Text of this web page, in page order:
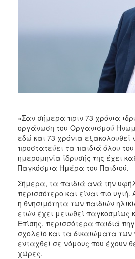
«Σαν σήμερα πριν 73 χρόνια
οργάνωση του Οργανισμού
εδώ και 73 χρόνια εξακολουθεί
προστατεύει τα παιδιά όλου
ημερομηνία ίδρυσής της έχει
Παγκόσμια Ημέρα του Παιδιού.
Σήμερα, τα παιδιά ανά την
περισσότερο και είναι πιο
η θνησιμότητα των παιδιών
ετών έχει μειωθεί παγκοσμίως
Επίσης, περισσότερα παιδιά
σχολείο και τα δικαιώματα των
ενταχθεί σε νόμους που έχουν
χώρες.